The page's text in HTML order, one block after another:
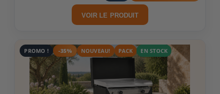
VOIR LE PRODUIT
PROMO ! -35% NOUVEAU! PACK EN STOCK